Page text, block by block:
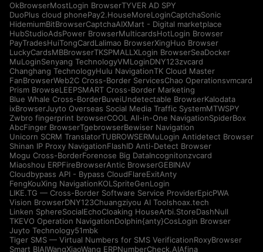
OkBrowserMostLogin BrowserTYVER AD SPY
DuoPlus cloud phonePay2.HouseMoreLoginCaptchaSonic
HidemiumBitBrowserCaptchaAIXMart - Digital marketplace
HubStudioAdsPower BrowserMulticardsHotLogin Browser
PayTradesHuiTongCardLalimao BrowserXingHuo Browser
LuckyCardsMBBrowserTKSPMALLXLogin BrowserSeaDocker
MuLoginSenyang TechnologyVMLoginDNY123zvcard
Changhang TechnologyHulu NavigationTK Cloud Master
FanBrowserWeb2C Cross-Border ServicesChao Operationsvmcard
Prism BrowseLEEPSMART Cross-Border Marketing
Blue Whale Cross-BorderBuveiUndetectable BrowserKalodata
ixBrowserJuyto Overseas Social Media Traffic SystemMTWSPY
Zwbro fingerprint browserCOOL All-in-One NavigationSpiderBox
AbcFinger BrowserTgebrowserBewiser Navigation
Unicorn SCRM TranslatorTUBROWSERMuLogin Antidetect Browser
Shinan IP Proxy NavigationFlashID Anti-Detect Browser
Mogu Cross-BorderForenose Big DataIncognitonzvcard
Miaoshou ERPFireBrowserAntic BrowserGEBINAV
Cloudbypass API - Bypass CloudFlareExitAnty
FengKouXing NavigationKOLSpriteGenLogin
LIKE.TG — Cross-Border Software Service ProviderEpicPWA
Vision BrowserDNY123Chuangziyou AI Toolshoax.tech
Linken SphereSocialEchoCloaking HouseArbi.StoreDashNull
TKEVO Operation NavigationDolphin{anty}CosLogin Browser
Juyto Technology51mbk
Tiger SMS — Virtual Numbers for SMS VerificationRoxyBrowser
Smart BIAIWangXiaoWang ERPNumberCheck.AIAfina